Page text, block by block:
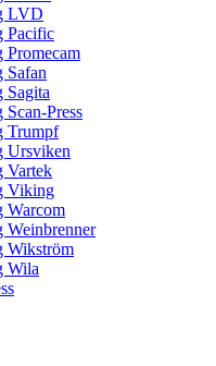
LVD
Pacific
Promecam
Safan
Sagita
Press
Trumpf
Ursviken
Vartek
Viking
Warcom
Weinbrenner
Wikström
Wila